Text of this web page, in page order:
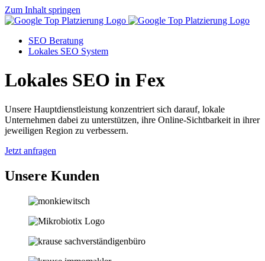
Zum Inhalt springen
SEO Beratung
Lokales SEO System
Lokales SEO in Fex
Unsere Hauptdienstleistung konzentriert sich darauf, lokale
Unternehmen dabei zu unterstützen, ihre Online-Sichtbarkeit in ihrer
jeweiligen Region zu verbessern.
Jetzt anfragen
Unsere Kunden